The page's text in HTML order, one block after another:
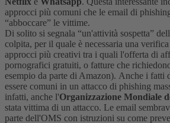
approcci più comuni che le email di
“abboccare” le vittime.
Di solito si segnala “un'attività sospetta”
colpita, per il quale è necessaria una
approcci più creativi tra i quali l'offerta di
pornografici gratuiti, o fatture che
esempio da parte di Amazon). Anche i fatti
essere comuni in un attacco di phishing
infatti, anche l'Organizzazione Mondiale
stata vittima di un attacco. Le email
parte dell'OMS con istruzioni su come